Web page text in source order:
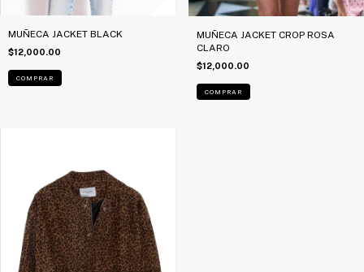
MUÑECA JACKET BLACK
$12,000.00
COMPRAR
MUÑECA JACKET CROP ROSA
CLARO
$12,000.00
COMPRAR